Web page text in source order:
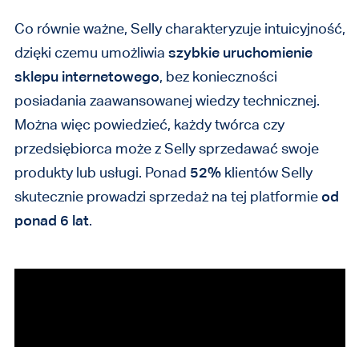
Co równie ważne, Selly charakteryzuje intuicyjność,
dzięki czemu umożliwia szybkie uruchomienie
sklepu internetowego, bez konieczności
posiadania zaawansowanej wiedzy technicznej.
Można więc powiedzieć, każdy twórca czy
przedsiębiorca może z Selly sprzedawać swoje
produkty lub usługi. Ponad 52%klientów Selly
skutecznie prowadzi sprzedaż na tej platformieod
ponad 6 lat.